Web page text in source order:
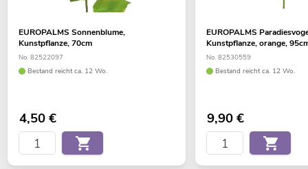
EUROPALMS Sonnenblume,
Kunstpflanze, 70cm
No. 82522097
Bestand reicht ca. 12 Wo.
4,50€
EUROPALMS
Kunstpflanze, orange,
No. 82530559
Bestand reicht ca. 12 Wo.
9,90€